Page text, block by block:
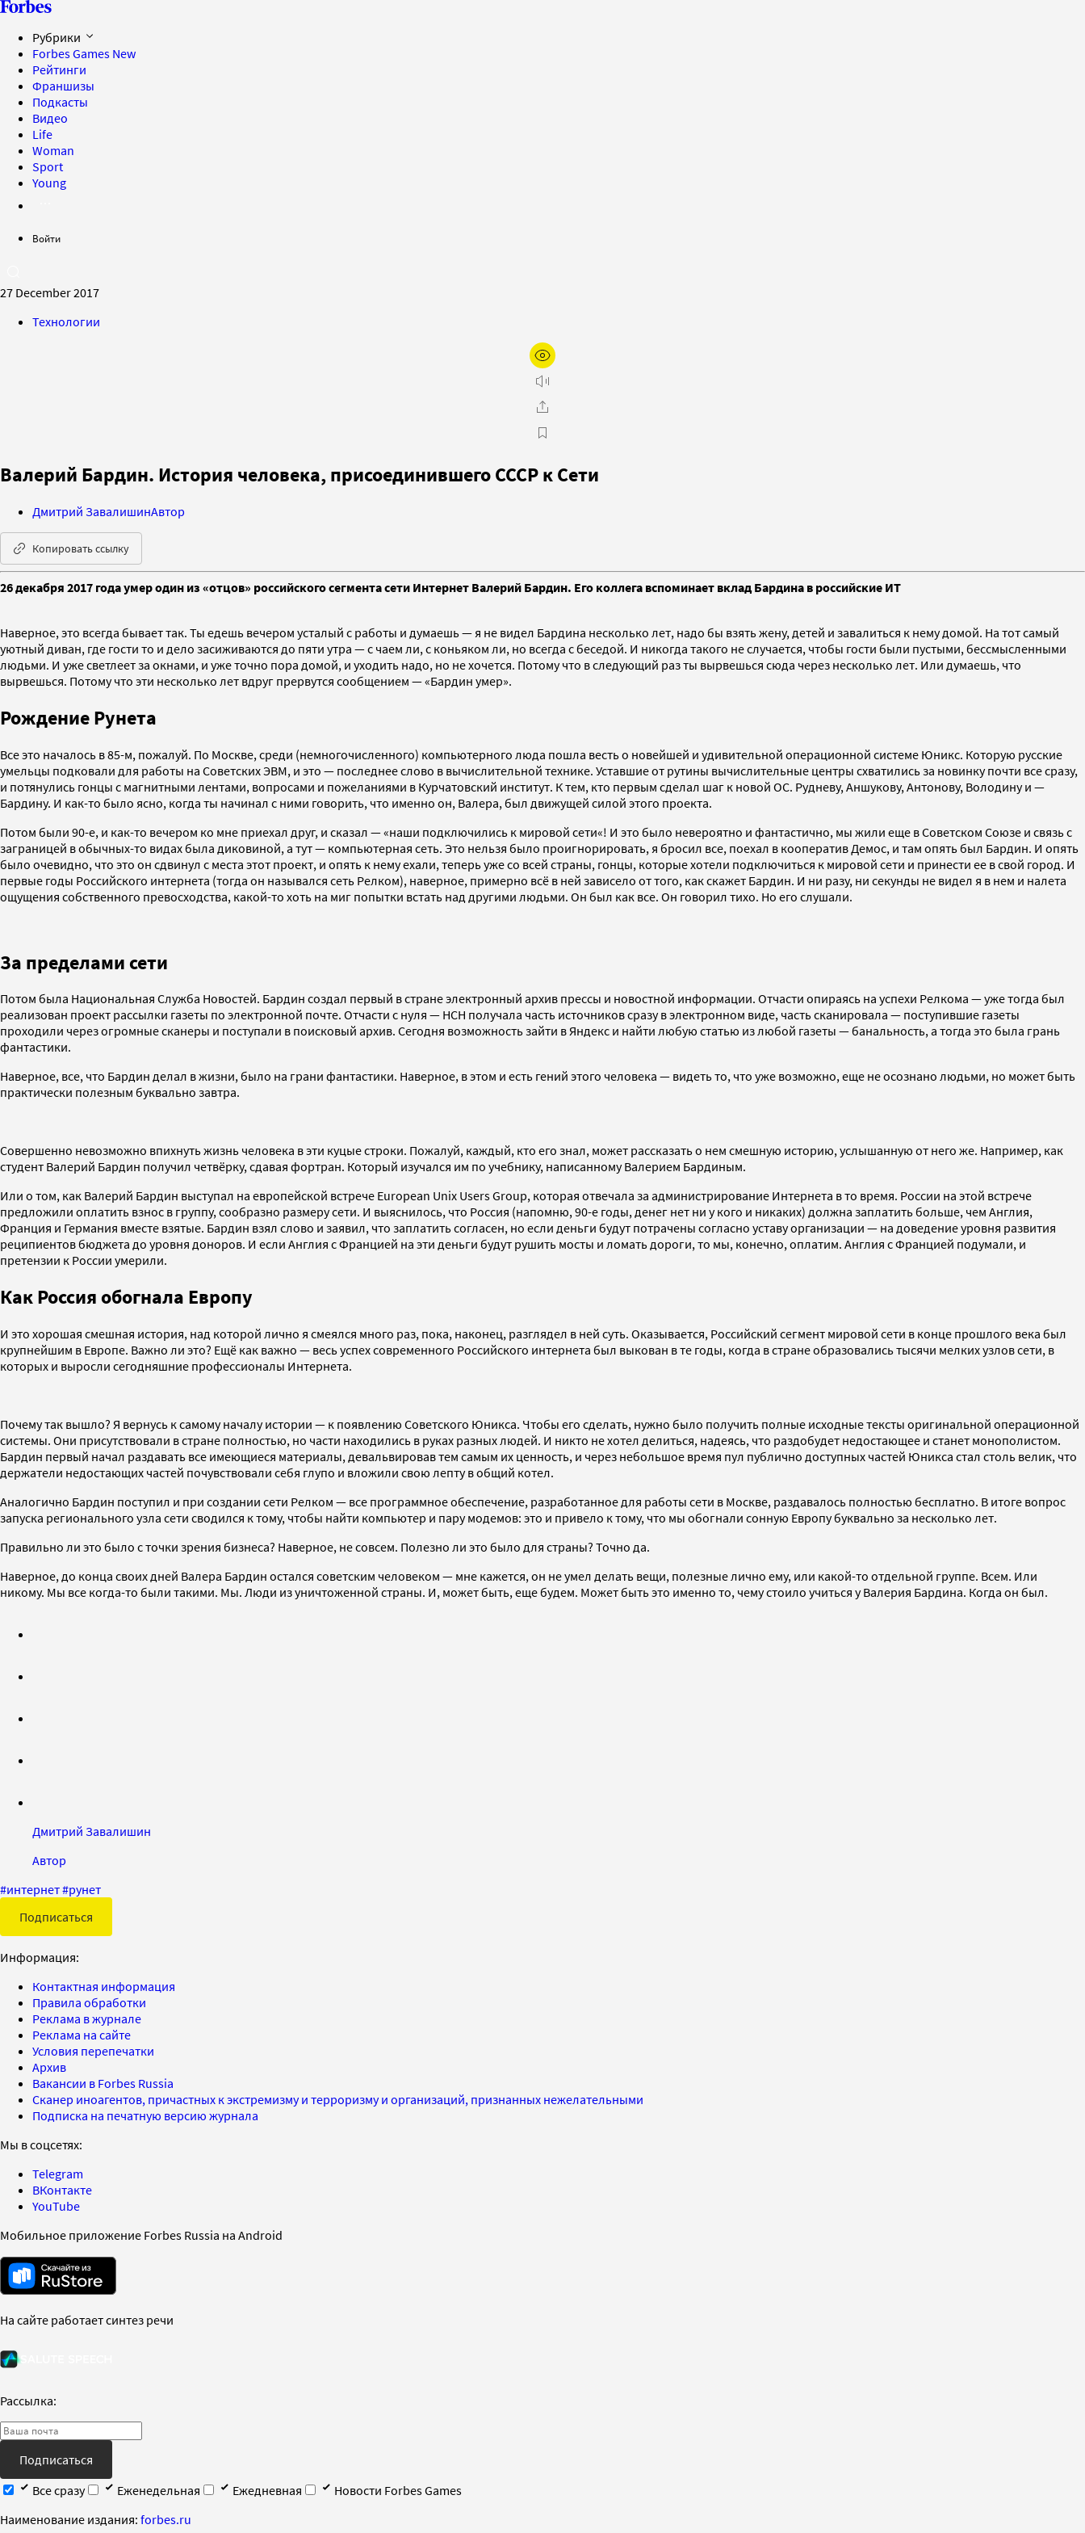
Рубрики
Forbes Games New
Рейтинги
Франшизы
Подкасты
Видео
Life
Woman
Sport
Young
Войти
27 December 2017
Технологии
Валерий Бардин. История человека, присоединившего СССР к Сети
Дмитрий ЗавалишинАвтор
Копировать ссылку
26 декабря 2017 года умер один из «отцов» российского сегмента сети Интернет Валерий Бардин. Его коллега вспоминает вклад Бардина в российские ИТ
Наверное, это всегда бывает так. Ты едешь вечером усталый с работы и думаешь — я не видел Бардина несколько лет, надо бы взять жену, детей и завалиться к нему домой. На тот самый
уютный диван, где гости то и дело засиживаются до пяти утра — с чаем ли, с коньяком ли, но всегда с беседой. И никогда такого не случается, чтобы гости были пустыми, бессмысленными
людьми. И уже светлеет за окнами, и уже точно пора домой, и уходить надо, но не хочется. Потому что в следующий раз ты вырвешься сюда через несколько лет. Или думаешь, что
вырвешься. Потому что эти несколько лет вдруг прервутся сообщением — «Бардин умер».
Рождение Рунета
Все это началось в 85-м, пожалуй. По Москве, среди (немногочисленного) компьютерного люда пошла весть о новейшей и удивительной операционной системе Юникс. Которую русские
умельцы подковали для работы на Советских ЭВМ, и это — последнее слово в вычислительной технике. Уставшие от рутины вычислительные центры схватились за новинку почти все сразу,
и потянулись гонцы с магнитными лентами, вопросами и пожеланиями в Курчатовский институт. К тем, кто первым сделал шаг к новой ОС. Рудневу, Аншукову, Антонову, Володину и —
Бардину. И как-то было ясно, когда ты начинал с ними говорить, что именно он, Валера, был движущей силой этого проекта.
Потом были 90-е, и как-то вечером ко мне приехал друг, и сказал — «наши подключились к мировой сети«! И это было невероятно и фантастично, мы жили еще в Советском Союзе и связь с
заграницей в обычных-то видах была диковиной, а тут — компьютерная сеть. Это нельзя было проигнорировать, я бросил все, поехал в кооператив Демос, и там опять был Бардин. И опять
было очевидно, что это он сдвинул с места этот проект, и опять к нему ехали, теперь уже со всей страны, гонцы, которые хотели подключиться к мировой сети и принести ее в свой город. И
первые годы Российского интернета (тогда он назывался сеть Релком), наверное, примерно всё в ней зависело от того, как скажет Бардин. И ни разу, ни секунды не видел я в нем и налета
ощущения собственного превосходства, какой-то хоть на миг попытки встать над другими людьми. Он был как все. Он говорил тихо. Но его слушали.
За пределами сети
Потом была Национальная Служба Новостей. Бардин создал первый в стране электронный архив прессы и новостной информации. Отчасти опираясь на успехи Релкома — уже тогда был
реализован проект рассылки газеты по электронной почте. Отчасти с нуля — НСН получала часть источников сразу в электронном виде, часть сканировала — поступившие газеты
проходили через огромные сканеры и поступали в поисковый архив. Сегодня возможность зайти в Яндекс и найти любую статью из любой газеты — банальность, а тогда это была грань
фантастики.
Наверное, все, что Бардин делал в жизни, было на грани фантастики. Наверное, в этом и есть гений этого человека — видеть то, что уже возможно, еще не осознано людьми, но может быть
практически полезным буквально завтра.
Совершенно невозможно впихнуть жизнь человека в эти куцые строки. Пожалуй, каждый, кто его знал, может рассказать о нем смешную историю, услышанную от него же. Например, как
студент Валерий Бардин получил четвёрку, сдавая фортран. Который изучался им по учебнику, написанному Валерием Бардиным.
Или о том, как Валерий Бардин выступал на европейской встрече European Unix Users Group, которая отвечала за администрирование Интернета в то время. России на этой встрече
предложили оплатить взнос в группу, сообразно размеру сети. И выяснилось, что Россия (напомню, 90-е годы, денег нет ни у кого и никаких) должна заплатить больше, чем Англия,
Франция и Германия вместе взятые. Бардин взял слово и заявил, что заплатить согласен, но если деньги будут потрачены согласно уставу организации — на доведение уровня развития
реципиентов бюджета до уровня доноров. И если Англия с Францией на эти деньги будут рушить мосты и ломать дороги, то мы, конечно, оплатим. Англия с Францией подумали, и
претензии к России умерили.
Как Россия обогнала Европу
И это хорошая смешная история, над которой лично я смеялся много раз, пока, наконец, разглядел в ней суть. Оказывается, Российский сегмент мировой сети в конце прошлого века был
крупнейшим в Европе. Важно ли это? Ещё как важно — весь успех современного Российского интернета был выкован в те годы, когда в стране образовались тысячи мелких узлов сети, в
которых и выросли сегодняшние профессионалы Интернета.
Почему так вышло? Я вернусь к самому началу истории — к появлению Советского Юникса. Чтобы его сделать, нужно было получить полные исходные тексты оригинальной операционной
системы. Они присутствовали в стране полностью, но части находились в руках разных людей. И никто не хотел делиться, надеясь, что раздобудет недостающее и станет монополистом.
Бардин первый начал раздавать все имеющиеся материалы, девальвировав тем самым их ценность, и через небольшое время пул публично доступных частей Юникса стал столь велик, что
держатели недостающих частей почувствовали себя глупо и вложили свою лепту в общий котел.
Аналогично Бардин поступил и при создании сети Релком — все программное обеспечение, разработанное для работы сети в Москве, раздавалось полностью бесплатно. В итоге вопрос
запуска регионального узла сети сводился к тому, чтобы найти компьютер и пару модемов: это и привело к тому, что мы обогнали сонную Европу буквально за несколько лет.
Правильно ли это было с точки зрения бизнеса? Наверное, не совсем. Полезно ли это было для страны? Точно да.
Наверное, до конца своих дней Валера Бардин остался советским человеком — мне кажется, он не умел делать вещи, полезные лично ему, или какой-то отдельной группе. Всем. Или
никому. Мы все когда-то были такими. Мы. Люди из уничтоженной страны. И, может быть, еще будем. Может быть это именно то, чему стоило учиться у Валерия Бардина. Когда он был.
Дмитрий Завалишин
Автор
#интернет#рунет
Подписаться
Информация:
Контактная информация
Правила обработки
Реклама в журнале
Реклама на сайте
Условия перепечатки
Архив
Вакансии в Forbes Russia
Сканер иноагентов, причастных к экстремизму и терроризму и организаций, признанных нежелательными
Подписка на печатную версию журнала
Мы в соцсетях:
Telegram
ВКонтакте
YouTube
Мобильное приложение Forbes Russia на Android
На сайте работает синтез речи
Рассылка:
Подписаться
Все сразу
Еженедельная Ежедневная
Новости Forbes Games
Наименование издания: forbes.ru